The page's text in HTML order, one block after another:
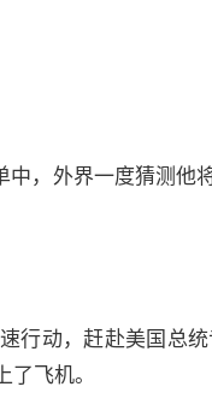
，外界一度猜测他
行动，赶赴美国总统
飞机。